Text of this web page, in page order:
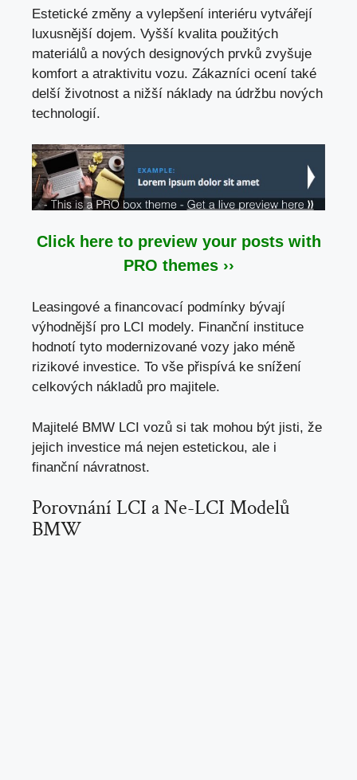
Estetické změny a vylepšení interiéru vytvářejí
luxusnější dojem. Vyšší kvalita použitých
materiálů a nových designových prvků zvyšuje
komfort a atraktivitu vozu. Zákazníci ocení také
delší životnost a nižší náklady na údržbu nových
technologií.
Click here to preview your posts with
PRO themes ››
Leasingové a financovací podmínky bývají
výhodnější pro LCI modely. Finanční instituce
hodnotí tyto modernizované vozy jako méně
rizikové investice. To vše přispívá ke snížení
celkových nákladů pro majitele.
Majitelé BMW LCI vozů si tak mohou být jisti, že
jejich investice má nejen estetickou, ale i
finanční návratnost.
Porovnání LCI a Ne-LCI Modelů
BMW